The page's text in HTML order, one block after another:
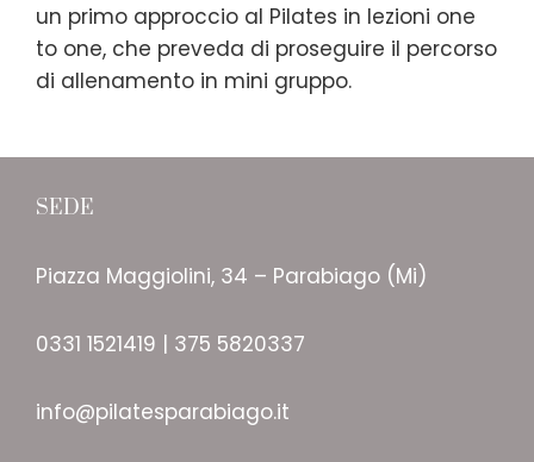
un primo approccio al Pilates in lezioni one
to one, che preveda di proseguire il percorso
di allenamento in mini gruppo.
SEDE
Piazza Maggiolini, 34 – Parabiago (Mi)
0331 1521419 | 375 5820337
info@pilatesparabiago.it